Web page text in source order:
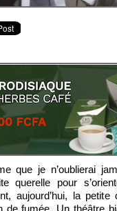
querelle pour
aujourd’hui, la
de fumée. Un théâtre